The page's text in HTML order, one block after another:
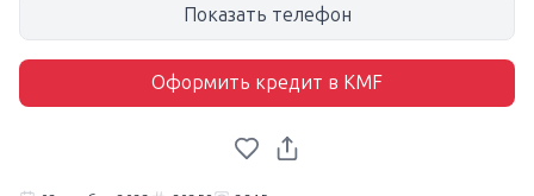
Показать телефон
Оформить кредит в KMF